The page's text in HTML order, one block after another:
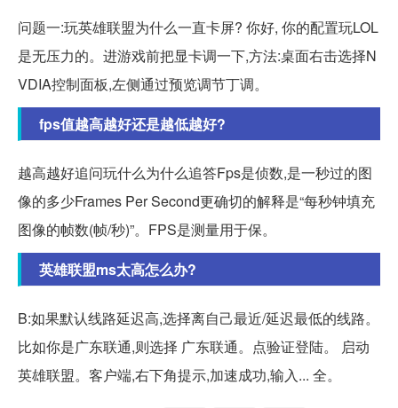
问题一:玩英雄联盟为什么一直卡屏? 你好, 你的配置玩LOL
是无压力的。进游戏前把显卡调一下,方法:桌面右击选择N
VDIA控制面板,左侧通过预览调节丁调。
fps值越高越好还是越低越好?
越高越好追问玩什么为什么追答Fps是侦数,是一秒过的图
像的多少Frames Per Second更确切的解释是“每秒钟填充
图像的帧数(帧/秒)”。FPS是测量用于保。
英雄联盟ms太高怎么办?
B:如果默认线路延迟高,选择离自己最近/延迟最低的线路。
比如你是广东联通,则选择 广东联通。点验证登陆。 启动
英雄联盟。客户端,右下角提示,加速成功,输入... 全。